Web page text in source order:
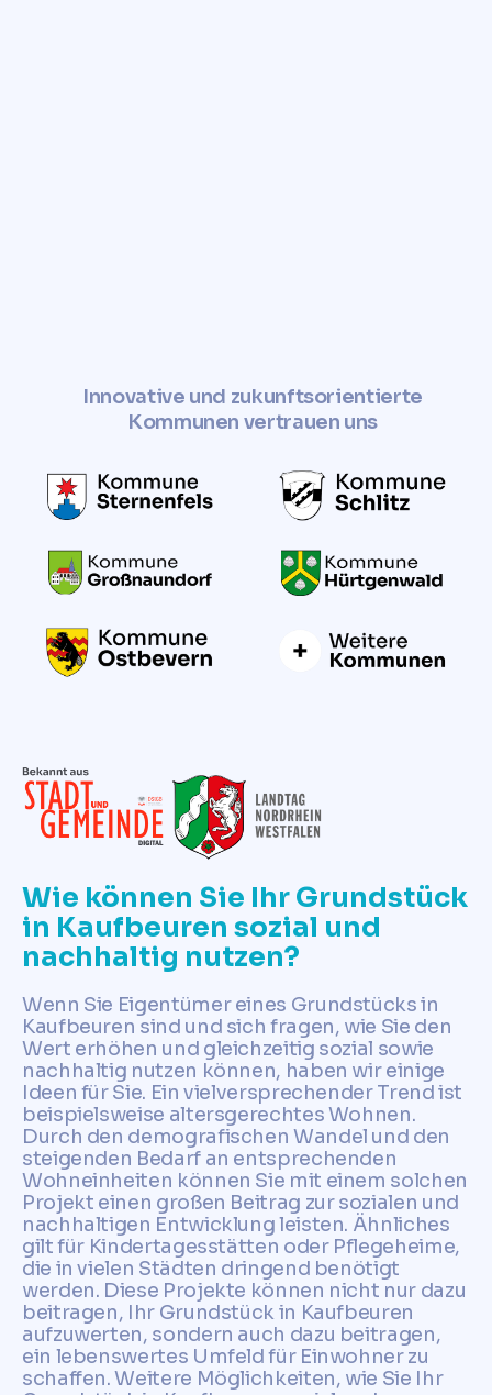
Innovative und zukunftsorientierte
Kommunen vertrauen uns
Wie können Sie Ihr Grundstück
in Kaufbeuren sozial und
nachhaltig nutzen?
Wenn Sie Eigentümer eines Grundstücks in
Kaufbeuren sind und sich fragen, wie Sie den
Wert erhöhen und gleichzeitig sozial sowie
nachhaltig nutzen können, haben wir einige
Ideen für Sie. Ein vielversprechender Trend ist
beispielsweise altersgerechtes Wohnen.
Durch den demografischen Wandel und den
steigenden Bedarf an entsprechenden
Wohneinheiten können Sie mit einem solchen
Projekt einen großen Beitrag zur sozialen und
nachhaltigen Entwicklung leisten. Ähnliches
gilt für Kindertagesstätten oder Pflegeheime,
die in vielen Städten dringend benötigt
werden. Diese Projekte können nicht nur dazu
beitragen, Ihr Grundstück in Kaufbeuren
aufzuwerten, sondern auch dazu beitragen,
ein lebenswertes Umfeld für Einwohner zu
schaffen. Weitere Möglichkeiten, wie Sie Ihr